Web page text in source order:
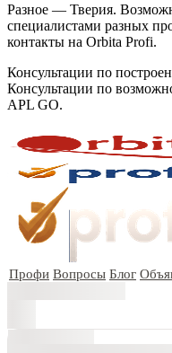
Разное — Тверия.
специалистами разных
контакты на Orbita Profi.
Консультации по
Консультации по
APL GO.
Профи Вопросы Блог